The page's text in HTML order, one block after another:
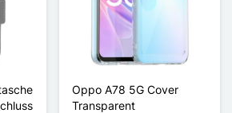
Oppo A78 5G Cover
Transparent